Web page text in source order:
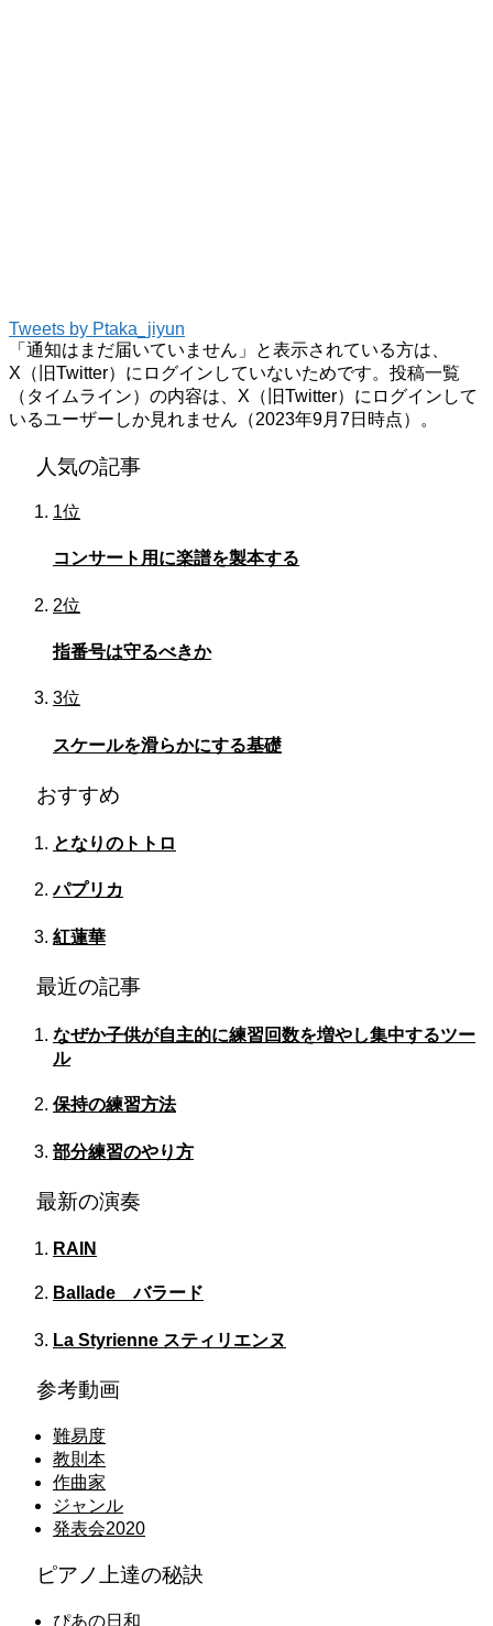
Tweets by Ptaka_jiyun
「通知はまだ届いていません」と表示されている方は、
X（旧Twitter）にログインしていないためです。投稿一覧
（タイムライン）の内容は、X（旧Twitter）にログインして
いるユーザーしか見れません（2023年9月7日時点）。
人気の記事
1位
コンサート用に楽譜を製本する
2位
指番号は守るべきか
3位
スケールを滑らかにする基礎
おすすめ
となりのトトロ
パプリカ
紅蓮華
最近の記事
なぜか子供が自主的に練習回数を増やし集中するツー
ル
保持の練習方法
部分練習のやり方
最新の演奏
RAIN
Ballade バラード
La Styrienne スティリエンヌ
参考動画
難易度
教則本
作曲家
ジャンル
発表会2020
ピアノ上達の秘訣
ぴあの日和